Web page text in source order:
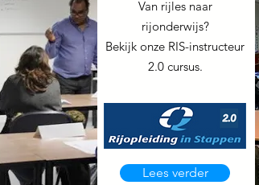
Van rijles naar
rijonderwijs?
Bekijk onze RIS-instructeur
2.0 cursus.
Lees verder